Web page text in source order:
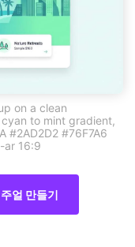
on a clean
to mint gradient,
#2AD2D2 #76F7A6
ar 16:9
얼 만들기